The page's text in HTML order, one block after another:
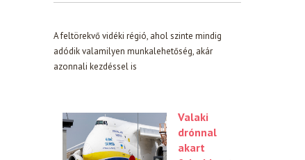
A feltörekvő vidéki régió, ahol szinte mindig
adódik valamilyen munkalehetőség, akár
azonnali kezdéssel is
Valaki
drónnal
akart